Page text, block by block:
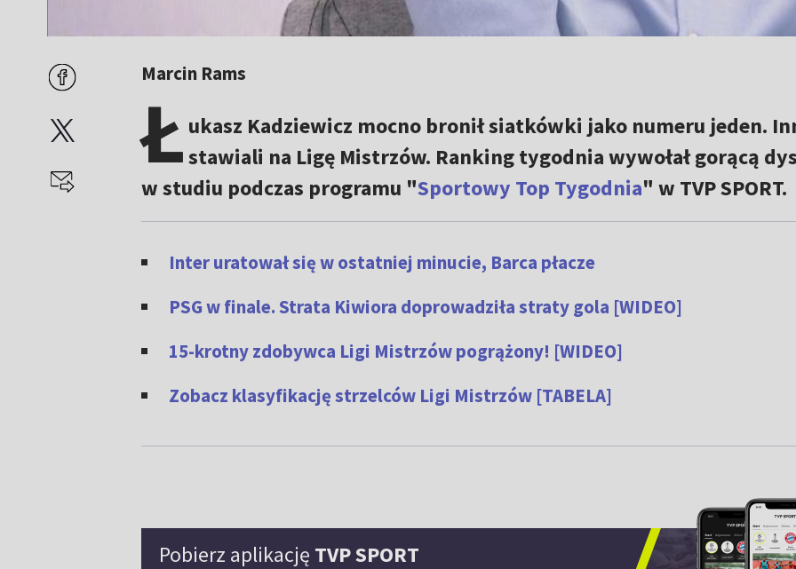
Marcin Rams
Ł ukasz Kadziewicz mocno bronił siatkówki jako numeru jeden.
stawiali na Ligę Mistrzów. Ranking tygodnia wywołał gorącą
w studiu podczas programu "Sportowy Top Tygodnia" w TVP SPORT.
Inter uratował się w ostatniej minucie, Barca płacze
PSG w finale. Strata Kiwiora doprowadziła straty gola [WIDEO]
15-krotny zdobywca Ligi Mistrzów pogrążony! [WIDEO]
Zobacz klasyfikację strzelców Ligi Mistrzów [TABELA]
Pobierz aplikację TVP SPORT